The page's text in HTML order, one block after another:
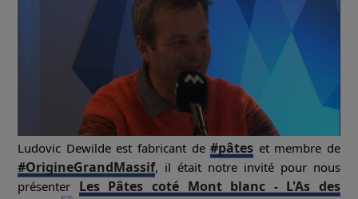
Ludovic Dewilde est fabricant de#pâtes et membre de
#OrigineGrandMassif, il était notre invité pour nous
présenter Les Pâtes coté Mont blanc - L'As des